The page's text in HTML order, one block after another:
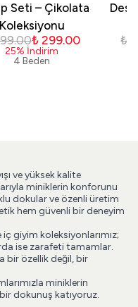
Seti – Çikolata
Koleksiyonu
₺ 299.00
25% İndirim
4 Beden
₺
ve yüksek kalite
miniklerin konforunu
dokular ve özenli üretim
hem güvenli bir deneyim
giyim koleksiyonlarımız;
ise zarafeti tamamlar.
bir özellik değil, bir
miniklerin
dokunuş katıyoruz.